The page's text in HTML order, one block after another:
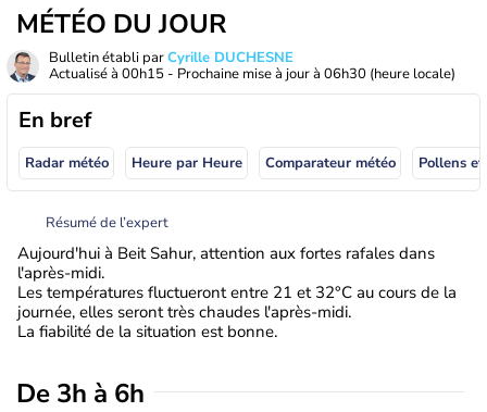
MÉTÉO DU JOUR
Bulletin établi parCyrille DUCHESNE
Actualisé à 00h15 - Prochaine mise à jour à 06h30 (heure locale)
En bref
Radar météo Heure par Heure Comparateur météo Pollens
Résumé de l’expert
Aujourd'hui à Beit Sahur, attention aux fortes rafales dans
l'après-midi.
Les températures fluctueront entre 21 et 32°C au cours de la
journée, elles seront très chaudes l'après-midi.
La fiabilité de la situation est bonne.
De 3h à 6h